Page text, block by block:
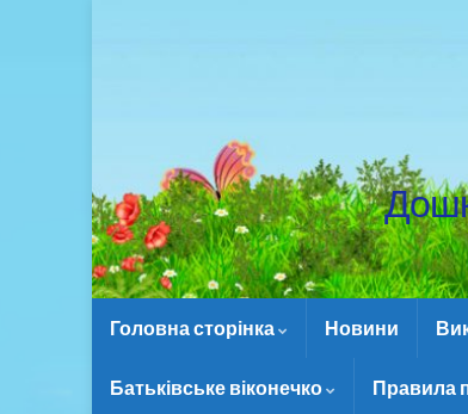
Головна сторінка Новини
Батьківське віконечко Правила